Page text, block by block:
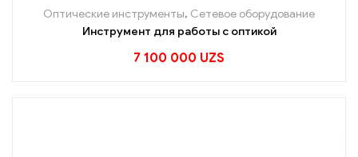
Оптические инструменты, Сетевое оборудование
Инструмент для работы с оптикой
7 100 000 UZS